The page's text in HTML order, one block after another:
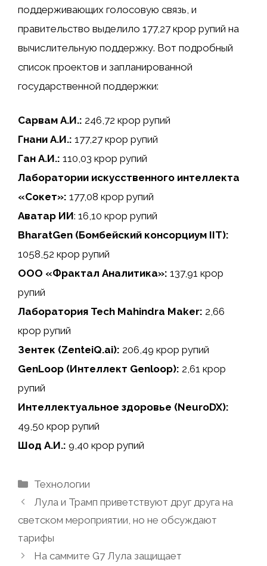
поддерживающих голосовую связь, и
правительство выделило 177,27 крор рупий на
вычислительную поддержку. Вот подробный
список проектов и запланированной
государственной поддержки:
Сарвам А.И.: 246,72 крор рупий
Гнани А.И.: 177,27 крор рупий
Ган А.И.: 110,03 крор рупий
Лаборатории искусственного интеллекта
«Сокет»: 177,08 крор рупий
Аватар ИИ: 16,10 крор рупий
BharatGen (Бомбейский консорциум IIT):
1058,52 крор рупий
ООО «Фрактал Аналитика»: 137,91 крор
рупий
Лаборатория Tech Mahindra Maker: 2,66
крор рупий
Зентек (ZenteiQ.ai): 206,49 крор рупий
GenLoop (Интеллект Genloop): 2,61 крор
рупий
Интеллектуальное здоровье (NeuroDX):
49,50 крор рупий
Шод А.И.: 9,40 крор рупий
Рубрики
Технологии
Лула и Трамп приветствуют друг друга на
светском мероприятии, но не обсуждают
тарифы
На саммите G7 Лула защищает